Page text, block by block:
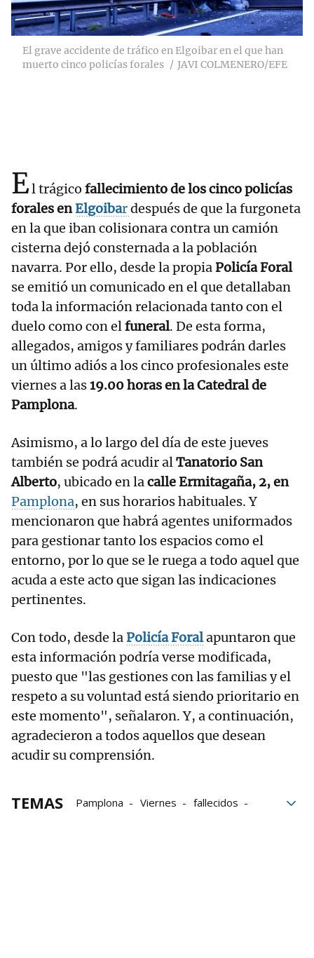
El grave accidente de tráfico en Elgoibar en el que han
muerto cinco policías forales
JAVI COLMENERO/EFE
El trágico fallecimiento de los cinco policías
forales enElgoibardespués de que la furgoneta
en la que iban colisionara contra un camión
cisterna dejó consternada a la población
navarra. Por ello, desde la propiaPolicía Foral
se emitió un comunicado en el que detallaban
toda la información relacionada tanto con el
duelo como con elfuneral. De esta forma,
allegados, amigos y familiares podrán darles
un último adiós a los cinco profesionales este
viernes a las19.00 horas en la Catedral de
Pamplona.
Asimismo, a lo largo del día de este jueves
también se podrá acudir alTanatorio San
Alberto, ubicado en lacalle Ermitagaña, 2, en
Pamplona, en sus horarios habituales. Y
mencionaron que habrá agentes uniformados
para gestionar tanto los espacios como el
entorno, por lo que se le ruega a todo aquel que
acuda a este acto que sigan las indicaciones
pertinentes.
Con todo, desde laPolicía Foralapuntaron que
esta información podría verse modificada,
puesto que "las gestiones con las familias y el
respeto a su voluntad está siendo prioritario en
este momento", señalaron. Y, a continuación,
agradecieron a todos aquellos que desean
acudir su comprensión.
TEMAS Pamplona Viernes
fallecidos